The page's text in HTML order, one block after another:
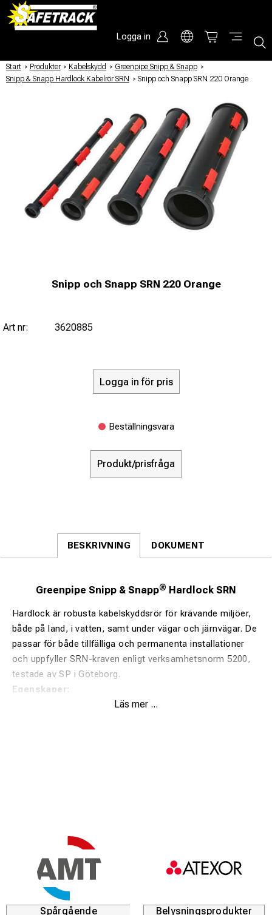
Logga in
Start / Produkter / Kabelskydd / Greenpipe Snipp & Snapp /
Snipp & Snapp Hardlock Kabelrör SRN / Snipp och Snapp SRN 220 Orange
Snipp och Snapp SRN 220 Orange
Art nr: 3620885
Logga in för pris
Beställningsvara
Produkt/prisfråga
BESKRIVNING DOKUMENT
Greenpipe Snipp & Snapp® Hardlock SRN
Hardlock är robusta kabelskyddsrör för krävande miljöer,
både på land, i vatten, samt under vägar och järnvägar. De
passar för både tillfälliga och permanenta installationer
och uppfyller SRN-kraven enligt verksamhetsnorm 5200,
testade av SP i Göteborg.
Egenskaper:
Installatörernas förstahandsval sedan 2001.
Läs mer ...
Spårgående
Belysningsprodukter